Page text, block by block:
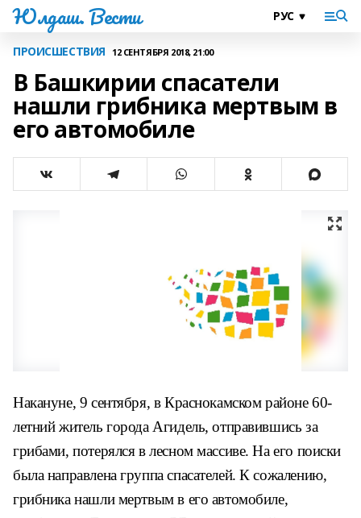
Юлдаш. Вести
ПРОИСШЕСТВИЯ 12 СЕНТЯБРЯ 2018, 21:00
В Башкирии спасатели
нашли грибника мертвым в
его автомобиле
Накануне, 9 сентября, в Краснокамском районе 60-
летний житель города Агидель, отправившись за
грибами, потерялся в лесном массиве. На его поиски
была направлена группа спасателей. К сожалению,
грибника нашли мертвым в его автомобиле,